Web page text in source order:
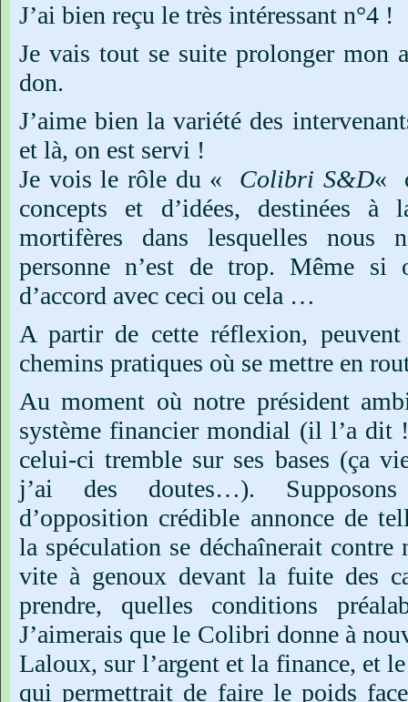
J’ai bien reçu le très intéressant n°4 !
Je vais tout se suite prolonger mon
don.
J’aime bien la variété des
et là, on est servi !
Je vois le rôle du « Colibri S&D«
concepts
et d’idées, destinées à
mortifères
dans lesquelles nous
personne n’est de trop. Même si
d’accord avec ceci ou cela …
A partir de cette réflexion, peuvent
chemins pratiques où se mettre en
Au moment où notre président
système financier mondial (il l’a dit
celui-ci tremble sur ses bases (ça
j’ai
des doutes…).
Supposons
d’opposition crédible annonce de
la spéculation se déchaînerait contre
vite à genoux devant la fuite des
prendre,
quelles conditions
J’aimerais que le Colibri donne à
Laloux, sur l’argent et la finance, et le
qui permettrait de faire le poids face